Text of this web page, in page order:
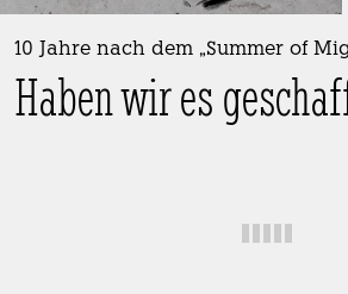
berlin
nord
wahrheit
10 Jahre nach dem „Summer of
Haben wir es